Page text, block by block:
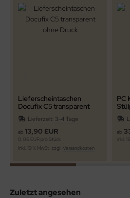
Lieferscheintaschen
Docufix C5 transparent
Lieferzeit: 3-4 Tage
ab 13,90 EUR
0,06 EUR pro Stück
inkl. 19 % MwSt. zzgl. Versandkosten
PC
ab
inkl.
Zuletzt angesehen